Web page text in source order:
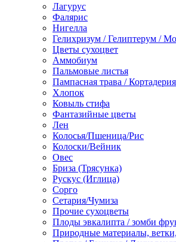
Лагурус
Фалярис
Нигелла
Гелихризум / Гелиптерум /
Цветы сухоцвет
Аммобиум
Пальмовые листья
Пампасная трава /
Хлопок
Ковыль стифа
Фантазийные цветы
Лен
Колосья/Пшеница/Рис
Колоски/Вейник
Овес
Бриза (Трясунка)
Рускус (Иглица)
Сорго
Сетария/Чумиза
Прочие сухоцветы
Плоды эвкалипта / зомби
Природные материалы,